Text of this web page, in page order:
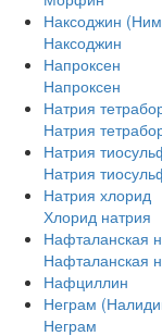
Наксоджин
Наксоджин
Напроксен
Напроксен
Натрия
Натрия
Натрия
Натрия
Натрия хлорид
Хлорид натрия
Нафталанская
Нафталанская
Нафциллин
Неграм
Неграм